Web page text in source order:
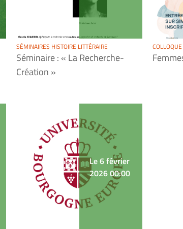
SÉMINAIRES HISTOIRE LITTÉRAIRE
Séminaire : « La Recherche-
Création »
COLLOQUE
Le 6 février
2026 00:00